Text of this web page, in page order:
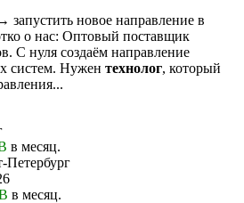
запустить новое направление в
о нас: Оптовый поставщик
С нуля создаём направление
систем. Нужен технолог, который
в месяц.
Петербург
в месяц.